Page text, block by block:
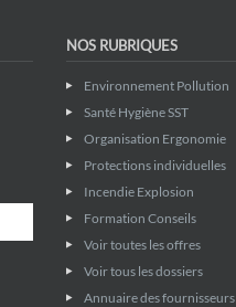
NOS RUBRIQUES
Environnement Pollution
Santé Hygiène SST
Organisation Ergonomie
Protections individuelles
Incendie Explosion
Formation Conseils
Voir toutes les offres
Voir tous les dossiers
Annuaire des fournisseurs